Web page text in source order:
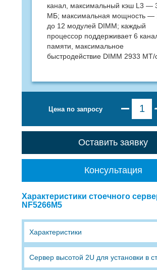
канал, максимальный кэш L3 —
МБ; максимальная мощность —
до 12 модулей DIMM; каждый
процессор поддерживает 6
памяти, максимальное
быстродействие DIMM 2933 МТ/
Цена по запросу
Оставить заявку
Консультация
Характеристики стоечного
NF5266M5
Характеристики
Сервер высотой 2U для установки в